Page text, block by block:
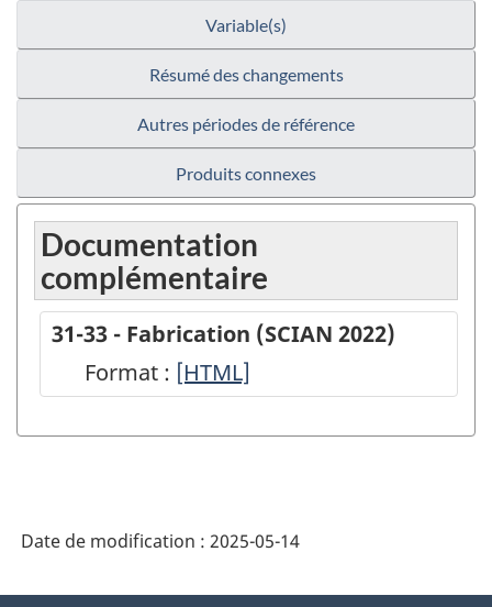
Variable(s)
Résumé des changements
Autres périodes de référence
Produits connexes
Documentation
complémentaire
31-33 - Fabrication (SCIAN 2022)
Format : 31-
-
2022)
-
[HTML]
Date de modification : 2025-05-14